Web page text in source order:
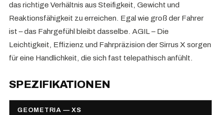
das richtige Verhältnis aus Steifigkeit, Gewicht und
Reaktionsfähigkeit zu erreichen. Egal wie groß der Fahrer
ist – das Fahrgefühl bleibt dasselbe. AGIL – Die
Leichtigkeit, Effizienz und Fahrpräzision der Sirrus X sorgen
für eine Handlichkeit, die sich fast telepathisch anfühlt.
SPEZIFIKATIONEN
GEOMETRIA — XS